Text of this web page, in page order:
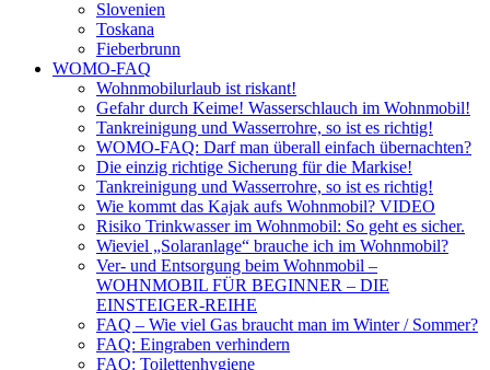
Slovenien
Toskana
Fieberbrunn
WOMO-FAQ
Wohnmobilurlaub ist riskant!
Gefahr durch Keime! Wasserschlauch im Wohnmobil!
Tankreinigung und Wasserrohre, so ist es richtig!
WOMO-FAQ: Darf man überall einfach übernachten?
Die einzig richtige Sicherung für die Markise!
Tankreinigung und Wasserrohre, so ist es richtig!
Wie kommt das Kajak aufs Wohnmobil? VIDEO
Risiko Trinkwasser im Wohnmobil: So geht es sicher.
Wieviel „Solaranlage“ brauche ich im Wohnmobil?
Ver- und Entsorgung beim Wohnmobil –
WOHNMOBIL FÜR BEGINNER – DIE
EINSTEIGER-REIHE
FAQ – Wie viel Gas braucht man im Winter / Sommer?
FAQ: Eingraben verhindern
FAQ: Toilettenhygiene